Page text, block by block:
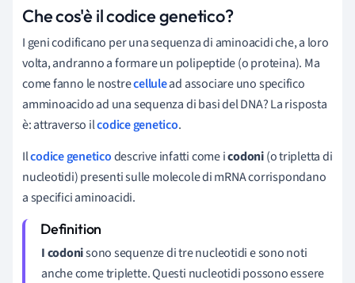
Che cos'è il codice genetico?
I geni codificano per una sequenza di aminoacidi che, a loro
volta, andranno a formare un polipeptide (o proteina). Ma
come fanno le nostrecellulead associare uno specifico
amminoacido ad una sequenza di basi del DNA? La risposta
è: attraverso ilcodice genetico.
Ilcodice geneticodescrive infatti come icodoni(o tripletta di
nucleotidi) presenti sulle molecole di mRNA corrispondano
a specifici aminoacidi.
I codonisono sequenze di tre nucleotidi e sono noti
anche come triplette. Questi nucleotidi possono essere